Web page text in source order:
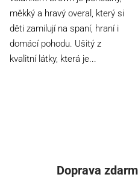
měkký a hravý overal, který si
děti zamilují na spaní, hraní i
domácí pohodu. Ušitý z
kvalitní látky, která je...
Doprava